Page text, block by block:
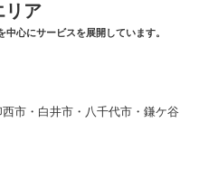
リア
心にサービスを展開しています。
市・白井市・八千代市・鎌ケ谷